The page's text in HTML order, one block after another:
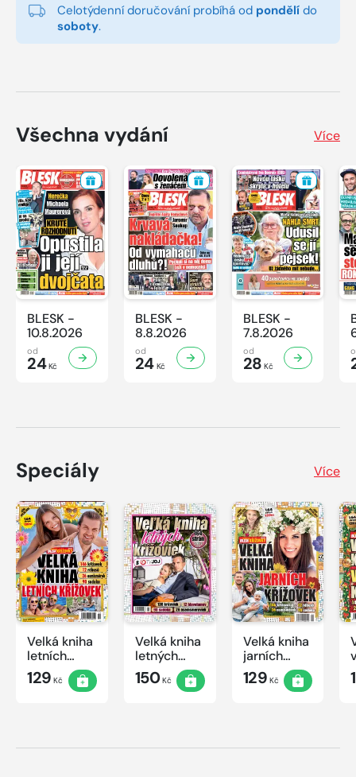
Celotýdenní doručování probíhá od pondělí do
soboty.
Všechna vydání Více
BLESK -
10.8.2026
od
24Kč
BLESK -
8.8.2026
od
24Kč
BLESK -
7.8.2026
od
28 Kč
Speciály Více
Velká kniha
letních
křížovek
2026
129 Kč
Velká kniha
letných
krížoviek s
TV JOJ
150Kč
Velká kniha
jarních
křížovek
2026
129 Kč